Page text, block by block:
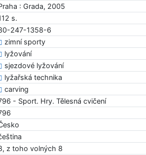
: Grada, 2005
s.
247-1358-6
zimní sporty
lyžování
sjezdové lyžování
lyžařská technika
carving
- Sport. Hry. Tělesná cvičení
z toho volných 8